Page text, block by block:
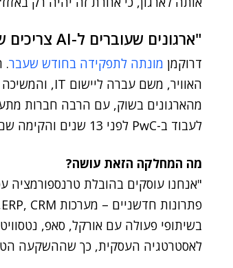
"ארגונים שעוברים ל-AI צריכים שמישהו יחזיק להם את היד"
דרוקמן מונתה לתפקידה בחודש שעבר
מהארגונים בשוק, עם הרבה חברות
לעבוד ב-PwC לפני 13 שנים והקימה שם את מחלקת הייעוץ הטכנולוגי.
מה המחלקה הזאת עושה?
"אנחנו עוסקים בהובלת טרנספורמציה
בשיתופי פעולה עם אורקל, סאפ,
לאסטרטגיה העסקית, כך שההשקעה